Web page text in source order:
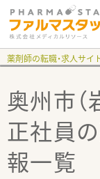
薬剤師の転職・求人サイ
奥州市（
正社員
報一覧